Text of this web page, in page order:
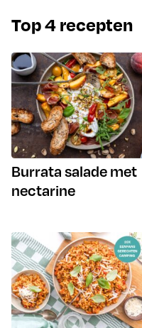
Top 4 recepten
Burrata salade met
nectarine